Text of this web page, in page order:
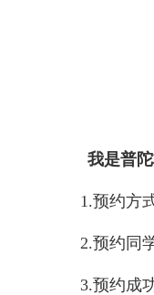
我是普
1.预约方
2.预约同
3.预约成